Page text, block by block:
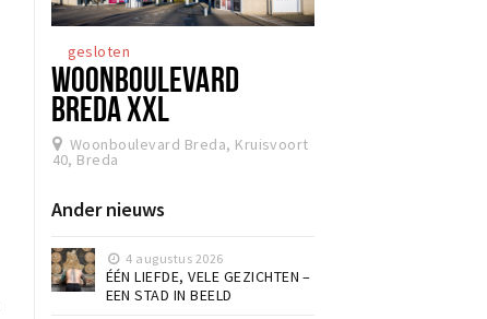
gesloten
WOONBOULEVARD
BREDA XXL
Woonboulevard Breda, Kruisvoort
40, Breda
Ander nieuws
4 augustus 2026
ÉÉN LIEFDE, VELE GEZICHTEN –
EEN STAD IN BEELD